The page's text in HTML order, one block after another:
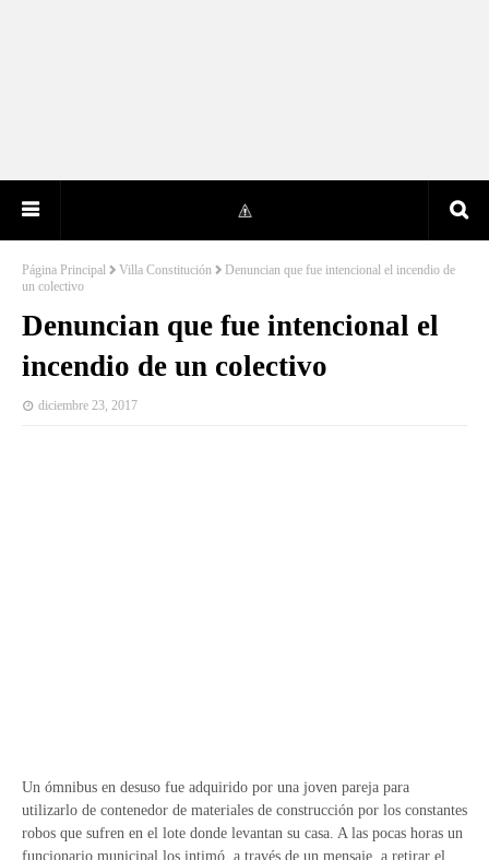
Página Principal Villa Constitución
Denuncian que fue intencional el incendio de
un colectivo
Denuncian que fue intencional el
incendio de un colectivo
diciembre 23, 2017
Un ómnibus en desuso fue adquirido por una joven pareja para
utilizarlo de contenedor de materiales de construcción por los constantes
robos que sufren en el lote donde levantan su casa. A las pocas horas un
funcionario municipal los intimó, a través de un mensaje, a retirar el